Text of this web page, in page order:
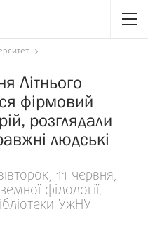
Літнього
фірмовий
розглядали
людські
11 червня,
філології,
УжНУ